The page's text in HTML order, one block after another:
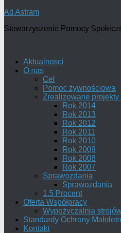
Ad Astram
Stowarzyszenie Pomocy
Aktualnosci
O nas
Cel
Pomoc żywnościowa
Zrealizowane projekty
Rok 2014
Rok 2013
Rok 2012
Rok 2011
Rok 2010
Rok 2009
Rok 2008
Rok 2007
Sprawozdania
Sprawozdania
1.5 Procent
Oferta Współpracy
Wypożyczalnia
Standardy Ochrony
Kontakt